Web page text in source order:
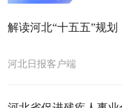
河北日报客户端